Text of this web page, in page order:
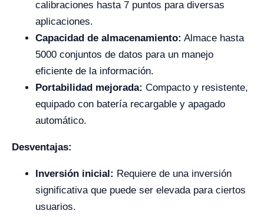
calibraciones hasta 7 puntos para diversas
aplicaciones.
Capacidad de almacenamiento: Almace hasta
5000 conjuntos de datos para un manejo
eficiente de la información.
Portabilidad mejorada: Compacto y resistente,
equipado con batería recargable y apagado
automático.
Desventajas:
Inversión inicial: Requiere de una inversión
significativa que puede ser elevada para ciertos
usuarios.